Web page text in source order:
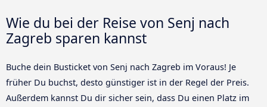
Wie du bei der Reise von Senj nach
Zagreb sparen kannst
Buche dein Busticket von Senj nach Zagreb im Voraus! Je
früher Du buchst, desto günstiger ist in der Regel der Preis.
Außerdem kannst Du dir sicher sein, dass Du einen Platz im